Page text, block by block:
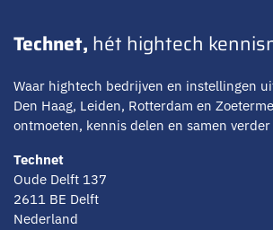
Technet, hét hightech
Waar hightech bedrijven en instellingen
Den Haag, Leiden, Rotterdam en
ontmoeten, kennis delen en samen verder
Technet
Oude Delft 137
2611 BE Delft
Nederland